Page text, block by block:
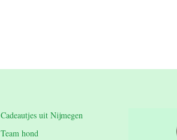
Cadeautjes uit Nijmegen
Team hond